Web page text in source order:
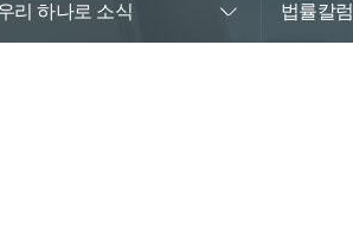
리 하나로 소식 법률칼럼